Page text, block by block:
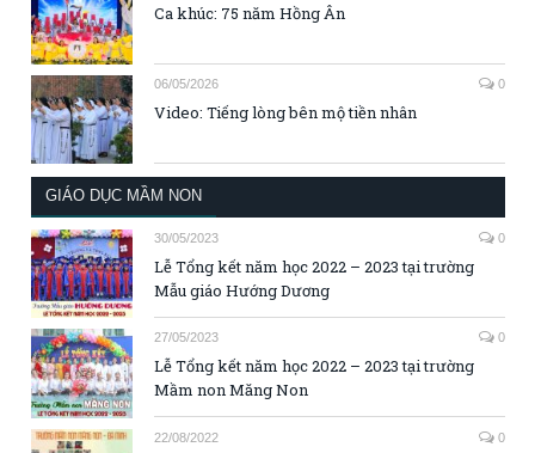
Ca khúc: 75 năm Hồng Ân
06/05/2026 0
Video: Tiếng lòng bên mộ tiền nhân
GIÁO DỤC MẦM NON
30/05/2023 0
Lễ Tổng kết năm học 2022 – 2023 tại trường
Mẫu giáo Hướng Dương
27/05/2023 0
Lễ Tổng kết năm học 2022 – 2023 tại trường
Mầm non Măng Non
22/08/2022 0